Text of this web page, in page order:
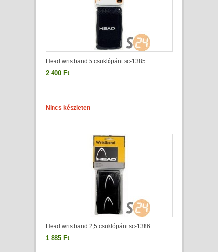
Head wristband 5 csuklópánt sc-1385
2 400 Ft
Nincs készleten
Head wristband 2,5 csuklópánt sc-1386
1 885 Ft